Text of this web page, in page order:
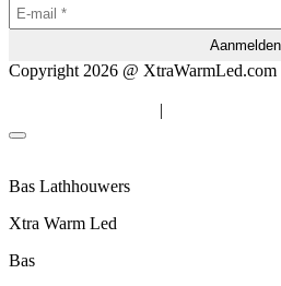
Copyright 2026 @ XtraWarmLed.com
|
Bas Lathhouwers
Xtra Warm Led
Bas